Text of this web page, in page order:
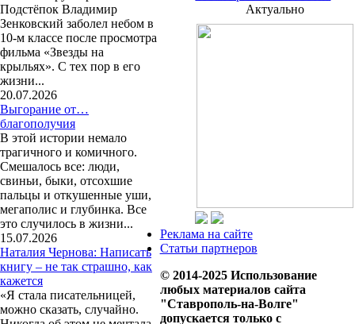
Подстёпок Владимир
Зенковский заболел небом в
10-м классе после просмотра
фильма «Звезды на
крыльях». С тех пор в его
жизни...
20.07.2026
Выгорание от…
благополучия
В этой истории немало
трагичного и комичного.
Смешалось все: люди,
свиньи, быки, отсохшие
пальцы и откушенные уши,
мегаполис и глубинка. Все
это случилось в жизни...
15.07.2026
Наталия Чернова: Написать
книгу – не так страшно, как
кажется
«Я стала писательницей,
можно сказать, случайно.
Актуально
Реклама на сайте
Статьи партнеров
© 2014-2025 Использование
любых материалов сайта
"Ставрополь-на-Волге"
допускается только с